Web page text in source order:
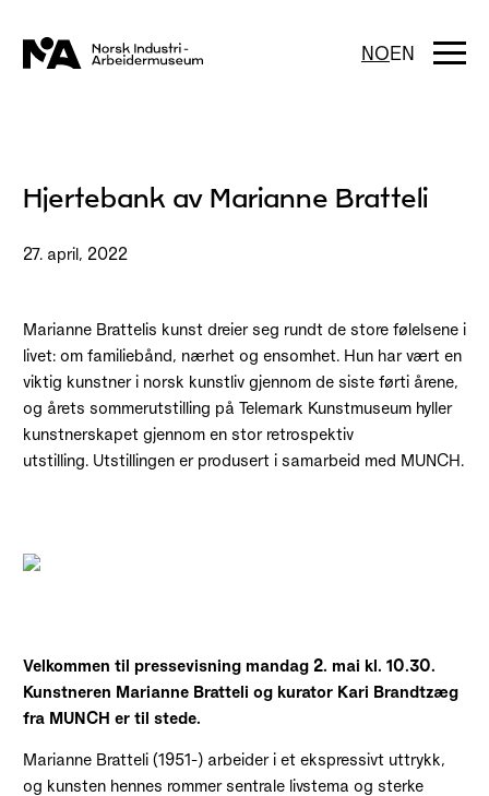
innhold
NOEN
Hjertebank av Marianne Bratteli
27. april, 2022
Marianne Brattelis kunst dreier seg rundt de store følelsene i
livet: om familiebånd, nærhet og ensomhet. Hun har vært en
viktig kunstner i norsk kunstliv gjennom de siste førti årene,
og årets sommerutstilling på Telemark Kunstmuseum hyller
kunstnerskapet gjennom en stor retrospektiv
utstilling. Utstillingen er produsert i samarbeid med MUNCH.
Velkommen til pressevisning mandag 2. mai kl. 10.30.
Kunstneren Marianne Bratteli og kurator Kari Brandtzæg
fra MUNCH er til stede.
Marianne Bratteli (1951-) arbeider i et ekspressivt uttrykk,
og kunsten hennes rommer sentrale livstema og sterke